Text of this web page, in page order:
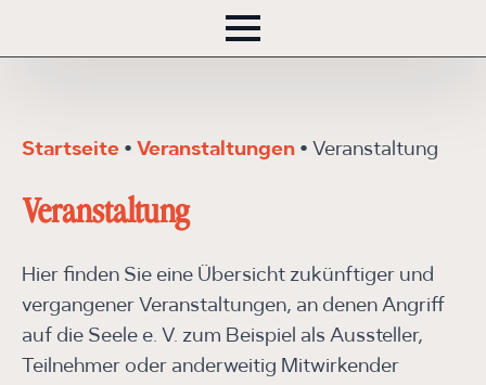
Startseite • Veranstaltungen • Veranstaltung
Veranstaltung
Hier finden Sie eine Übersicht zukünftiger und
vergangener Veranstaltungen, an denen Angriff
auf die Seele e. V. zum Beispiel als Aussteller,
Teilnehmer oder anderweitig Mitwirkender